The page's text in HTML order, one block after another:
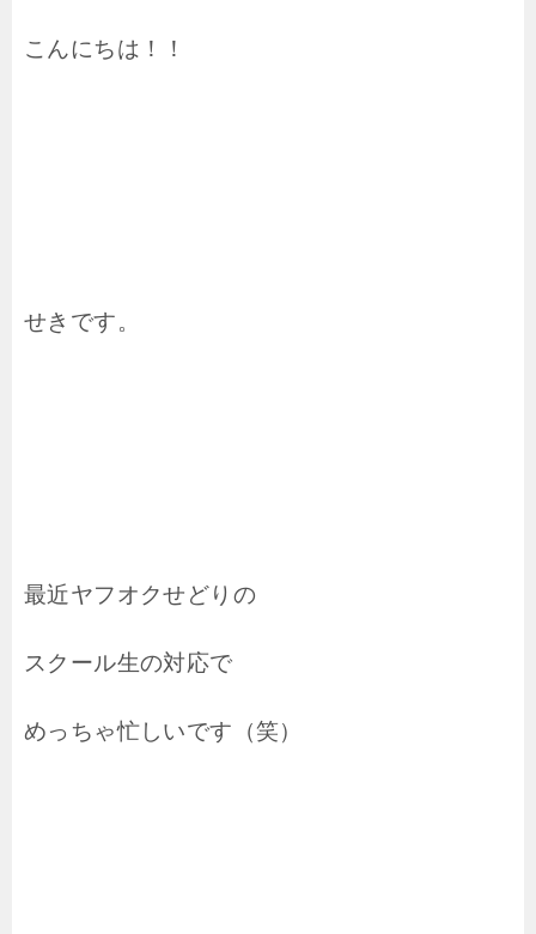
こんにちは！！
せきです。
最近ヤフオクせどりの
スクール生の対応で
めっちゃ忙しいです（笑）